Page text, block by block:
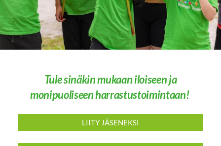
Tule sinäkin mukaan iloiseen ja
monipuoliseen harrastustoimintaan!
LIITY JÄSENEKSI